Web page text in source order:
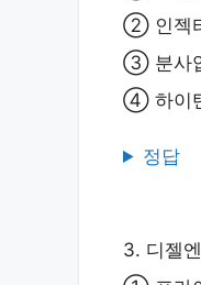
② 인젝
③ 분사
④ 하이
정답
3. 디젤